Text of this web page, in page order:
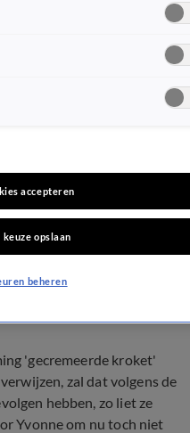
toch
beroep in
'gecremeerde kroket'
zal dat volgens de
hebben, zo liet ze
Yvonne om nu toch niet
accepteren
opslaan
beheren